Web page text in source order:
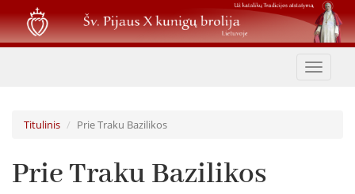
Pereiti
į
pagrindinį
Toggle
Titulinis Prie Traku Bazilikos
Prie Traku Bazilikos